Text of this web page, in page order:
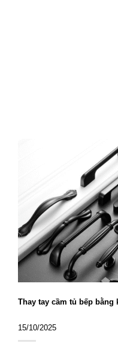
Thay tay cầm tủ bếp
15/10/2025